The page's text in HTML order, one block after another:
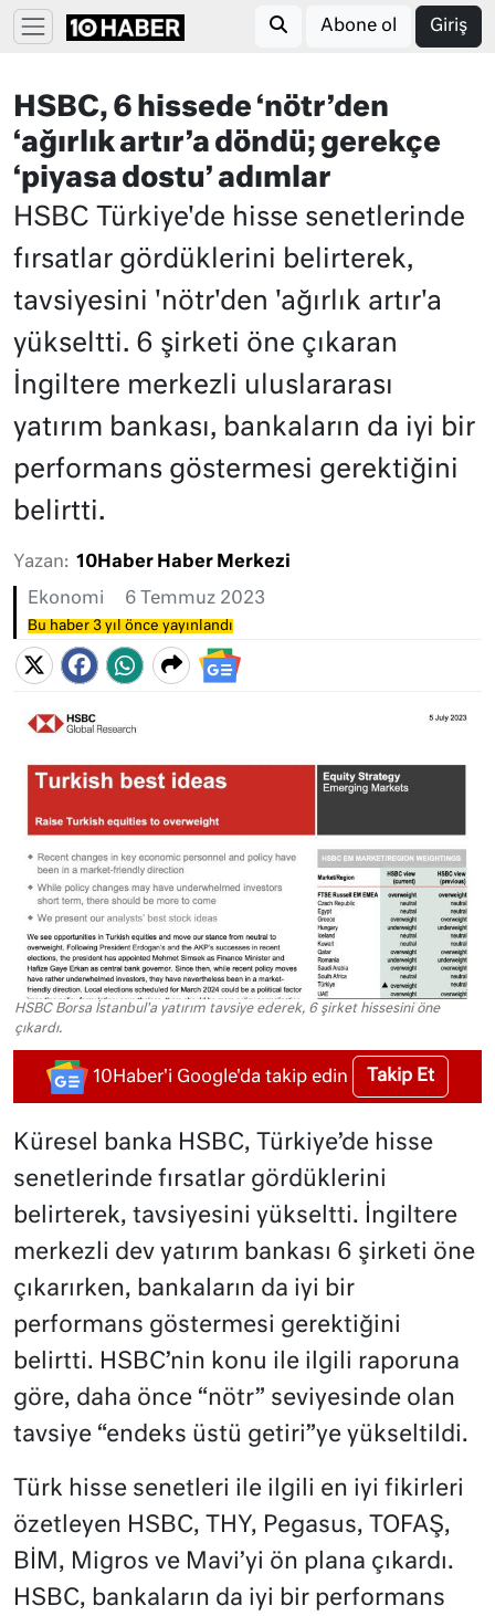
Abone ol Giriş
HSBC, 6 hissede ‘nötr’den
‘ağırlık artır’a döndü; gerekçe
‘piyasa dostu’ adımlar
HSBC Türkiye'de hisse senetlerinde
fırsatlar gördüklerini belirterek,
tavsiyesini 'nötr'den 'ağırlık artır'a
yükseltti. 6 şirketi öne çıkaran
İngiltere merkezli uluslararası
yatırım bankası, bankaların da iyi bir
performans göstermesi gerektiğini
belirtti.
Yazan: 10Haber Haber Merkezi
Ekonomi 6 Temmuz 2023
Bu haber 3 yıl önce yayınlandı
HSBC Borsa İstanbul'a yatırım tavsiye ederek, 6 şirket hissesini öne
çıkardı.
10Haber'i Google'da takip edin Takip Et
Küresel banka HSBC, Türkiye’de hisse
senetlerinde fırsatlar gördüklerini
belirterek, tavsiyesini yükseltti. İngiltere
merkezli dev yatırım bankası 6 şirketi öne
çıkarırken, bankaların da iyi bir
performans göstermesi gerektiğini
belirtti. HSBC’nin konu ile ilgili raporuna
göre, daha önce “nötr” seviyesinde olan
tavsiye “endeks üstü getiri”ye yükseltildi.
Türk hisse senetleri ile ilgili en iyi fikirleri
özetleyen HSBC, THY, Pegasus, TOFAŞ,
BİM, Migros ve Mavi’yi ön plana çıkardı.
HSBC, bankaların da iyi bir performans